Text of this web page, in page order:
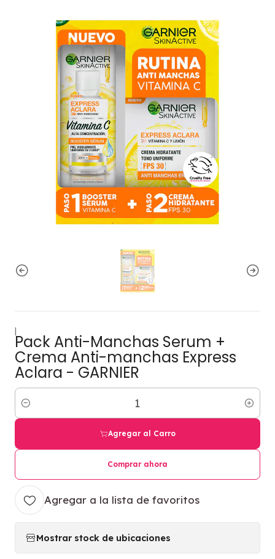
|
Pack Anti-Manchas Serum +
Crema Anti-manchas Express
Aclara - GARNIER
Cantidad
Agregar al Carro
Comprar ahora
Agregar a la lista de favoritos
Mostrar stock de ubicaciones